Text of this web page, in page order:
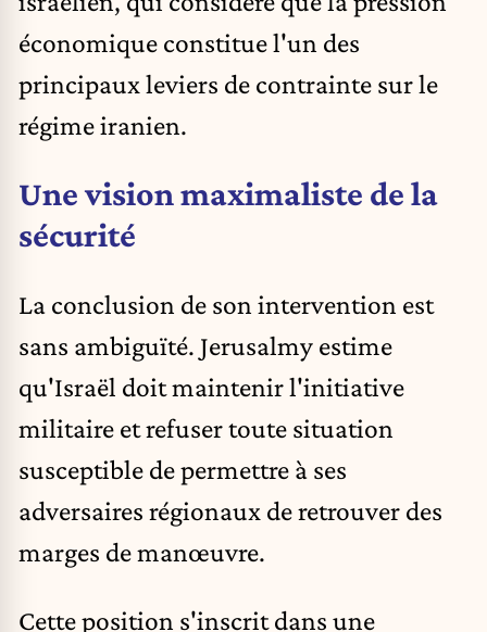
économique constitue l'un des
principaux leviers de contrainte sur le
régime iranien.
Une vision maximaliste de la
sécurité
La conclusion de son intervention est
sans ambiguïté. Jerusalmy estime
qu'Israël doit maintenir l'initiative
militaire et refuser toute situation
susceptible de permettre à ses
adversaires régionaux de retrouver des
marges de manœuvre.
Cette position s'inscrit dans une